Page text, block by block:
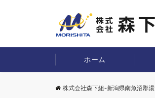
ホーム
株式会社森下組-新潟県南魚沼郡